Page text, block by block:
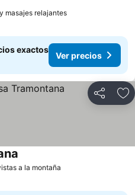
masajes relajantesVer precios
exactos
Ver precios
Compartir
a la montaña